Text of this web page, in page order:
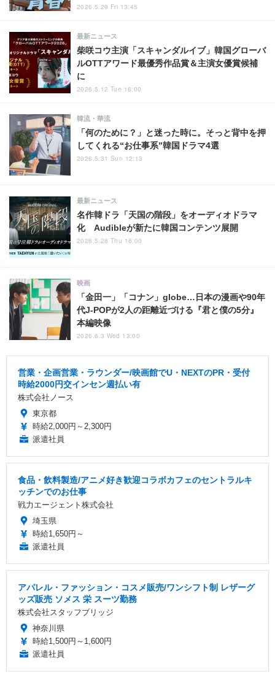
2026.5.29 Fri 13:45
柴咲コウ主演「スキャンダルイブ」韓国グローバ
ルOTTアワード最優秀作品賞＆主演女優賞候補
に
最新ニュース
2026.5.12 Tue 16:00
「何のために？」と迷った時に。そっと背中を押
してくれる“お仕事系”韓国ドラマ4選
韓流・華流
2026.5.31 Sun 12:13
名作韓ドラ「天国の階段」をオーディオドラマ
化 Audibleが新たに韓国コンテンツ展開
最新ニュース
2026.5.28 Thu 16:00
「金田一」「コナン」globe…日本の漫画や90年
代J-POPが2人の距離近づける『君と僕の5分』
本編映像
映画
2026.6.3 Wed 13:00
営業・企画営業・ラウンダー/映画館でU・NEXTのPR・受付
時給2000円交インセン週払い有
株式会社ノース
東京都
時給2,000円～2,300円
派遣社員
食品・飲料製造/アニメ好き歓迎コラボカフェのセントラルキ
ッチンでのお仕事
戦力エージェント株式会社
埼玉県
時給1,650円～
派遣社員
アパレル・ファッション・コスメ販売/ワンシフト制 レザーグ
ッズ販売 ソメス 栄 スーツ勤務
株式会社スタッフブリッジ
神奈川県
時給1,500円～1,600円
派遣社員